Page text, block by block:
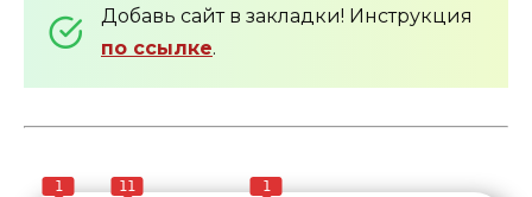
Добавь сайт в закладки! Инструкция
по ссылке.
1 11 1